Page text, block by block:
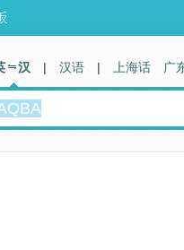
汉 | 汉语 | 上海话 广